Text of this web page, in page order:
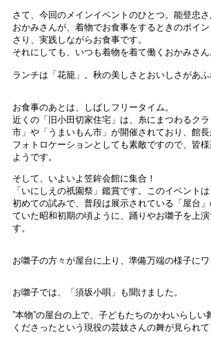
さて、今回のメインイベントのひとつ。能登忠さ
おかみさんが、着物でお食事をするときのポイ
さり、実践しながらお食事です。
それにしても、いつも着物を着て働くおかみさん
ランチは「花籠」。秋の美しさとおいしさがあふ
お食事のあとは、しばしフリータイム。
近くの「旧小田切家住宅」は、糸にまつわるク
市」や「うまいもん市」が開催されており、館長
フォトロケーションとしても素敵ですので、皆
ようです。
そして、いよいよ笠鉾会館に集合！
「いにしえの祇園祭」鑑賞です。このイベント
初めての試みで、普段は展示されている「屋台
ていた昭和初期の頃ように、踊りやお囃子を上
す。
お囃子の方々が屋台に上り、準備万端の様子にワ
お囃子では、「須坂小唄」も聞けました。
”本物”の屋台の上で、子どもたちのかわいらしい
くださったという現役の芸妓さんの舞が見られて